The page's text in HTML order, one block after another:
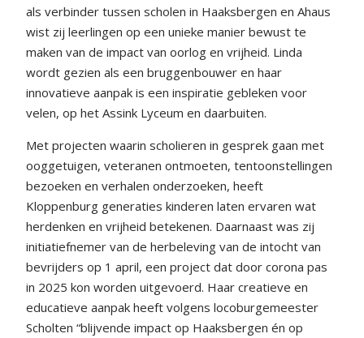
als verbinder tussen scholen in Haaksbergen en Ahaus
wist zij leerlingen op een unieke manier bewust te
maken van de impact van oorlog en vrijheid. Linda
wordt gezien als een bruggenbouwer en haar
innovatieve aanpak is een inspiratie gebleken voor
velen, op het Assink Lyceum en daarbuiten.
Met projecten waarin scholieren in gesprek gaan met
ooggetuigen, veteranen ontmoeten, tentoonstellingen
bezoeken en verhalen onderzoeken, heeft
Kloppenburg generaties kinderen laten ervaren wat
herdenken en vrijheid betekenen. Daarnaast was zij
initiatiefnemer van de herbeleving van de intocht van
bevrijders op 1 april, een project dat door corona pas
in 2025 kon worden uitgevoerd. Haar creatieve en
educatieve aanpak heeft volgens locoburgemeester
Scholten “blijvende impact op Haaksbergen én op